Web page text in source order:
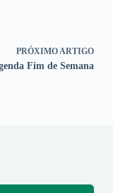
PRÓXIMO ARTIGO
Fim de Semana